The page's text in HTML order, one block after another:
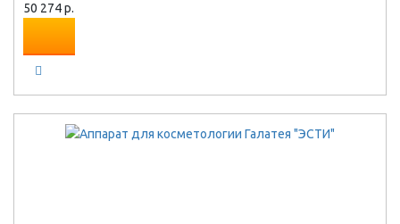
50 274 р.